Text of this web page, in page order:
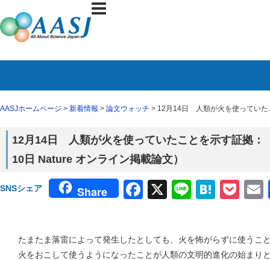
AASJホームページ > 新着情報 > 論文ウォッチ > 12月14日 人類が火を使っていた
12月14日 人類が火を使っていたことを示す証拠：
10日 Nature オンライン掲載論文）
SNSシェア Share Facebook
X Line
たまたま落雷によって発生したとしても、火を怖がらずに使うこ
火をおこして使うようになったことが人類の文明的進化の始まり